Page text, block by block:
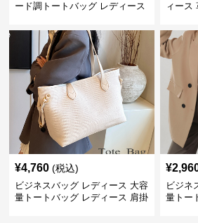
ード調トートバッグ レディース
ィース
¥4,760 (税込)
ビジネスバッグ レディース 大容
量トートバッグ レディース 肩掛
¥
ビジネ
量トー